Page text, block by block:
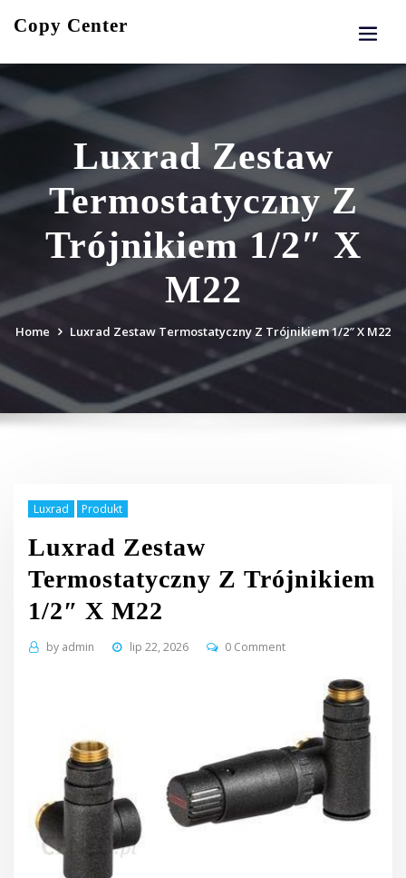
Copy Center
Luxrad Zestaw
Termostatyczny Z
Trójnikiem 1/2″ X
M22
Home Luxrad Zestaw Termostatyczny Z Trójnikiem 1/2″ X M22
Luxrad Produkt
Luxrad Zestaw
Termostatyczny Z Trójnikiem
1/2″ X M22
by admin lip 22, 2026 0 Comment